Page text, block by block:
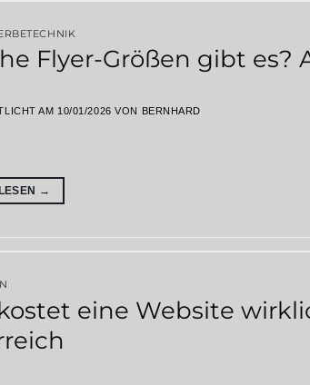
Flyer-Größen gibt es?
AM 10/01/2026 VON BERNHARD
→
eine Website